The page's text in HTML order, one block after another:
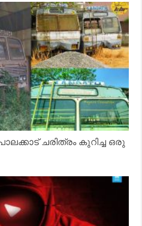
ചരിത്രം കുറിച്ച ഒരു